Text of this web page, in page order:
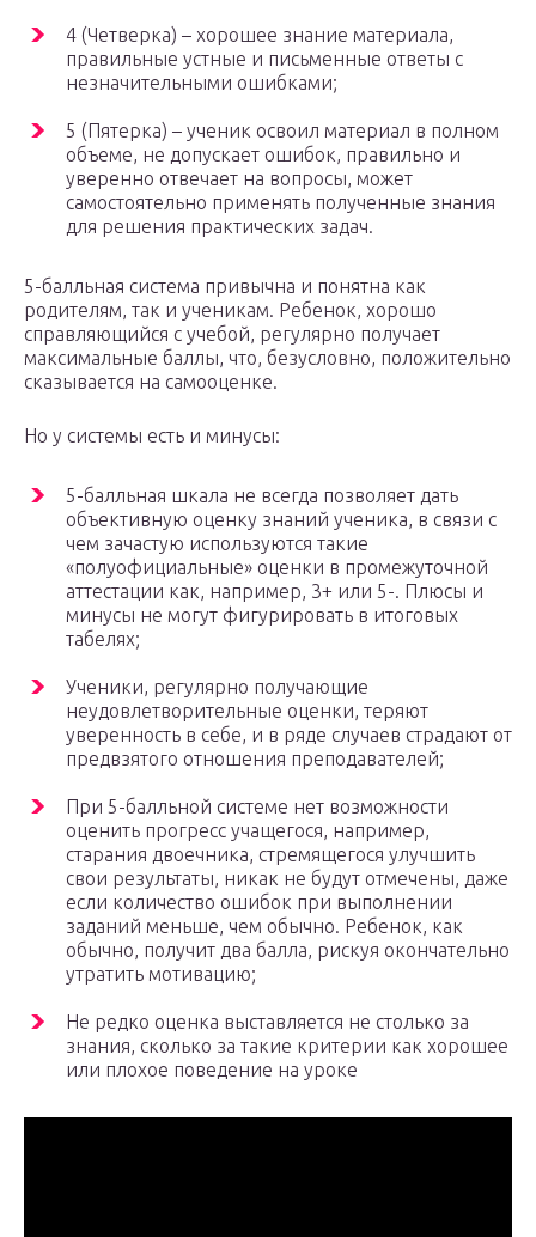
4 (Четверка) – хорошее знание материала,
правильные устные и письменные ответы с
незначительными ошибками;
5 (Пятерка) – ученик освоил материал в полном
объеме, не допускает ошибок, правильно и
уверенно отвечает на вопросы, может
самостоятельно применять полученные знания
для решения практических задач.
5-балльная система привычна и понятна как
родителям, так и ученикам. Ребенок, хорошо
справляющийся с учебой, регулярно получает
максимальные баллы, что, безусловно, положительно
сказывается на самооценке.
Но у системы есть и минусы:
5-балльная шкала не всегда позволяет дать
объективную оценку знаний ученика, в связи с
чем зачастую используются такие
«полуофициальные» оценки в промежуточной
аттестации как, например, 3+ или 5-. Плюсы и
минусы не могут фигурировать в итоговых
табелях;
Ученики, регулярно получающие
неудовлетворительные оценки, теряют
уверенность в себе, и в ряде случаев страдают от
предвзятого отношения преподавателей;
При 5-балльной системе нет возможности
оценить прогресс учащегося, например,
старания двоечника, стремящегося улучшить
свои результаты, никак не будут отмечены, даже
если количество ошибок при выполнении
заданий меньше, чем обычно. Ребенок, как
обычно, получит два балла, рискуя окончательно
утратить мотивацию;
Не редко оценка выставляется не столько за
знания, сколько за такие критерии как хорошее
или плохое поведение на уроке